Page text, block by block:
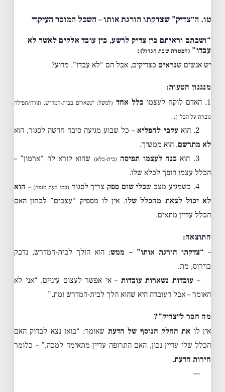
טו. ה״צדיק” שצדקתו הורגת אותו – השכל המוסר העיקרי
“ושבתם וראיתם בין צדיק לרשע, בין עובד אלקים לאשר לא
עבדו” (הפטרת שבת הגדול) :
יש אנשים שנראים כצדיקים, אבל הם “לא עבדו”. מדוע?
מנגנון הטעות:
1. האדם לוקח לעצמו
כלל אחד (למשל: “נשארים בבית-המדרש, תורה/תפילה
גוברת על הכל”).
2. הוא
עקבי להפליא– כל שבוע מגיעה סיבה חדשה לסגור, הוא
לא מתרשם, הוא ממשיך.
3. הוא
בנה לעצמו תפיסה (בית-כלא) שהוא קורא לה “ארמון” –
הכלל עצמו הופך לכלא שלו.
4. כשמגיע מצב ש
בלי שום ספקצריך לסגור (כמו בעת מגפה) – הוא
לא יכול לצאת מהכלל שלו. אין לו מספיק “עצבים” לבחון האם
הכלל עדיין מתאים.
התוצאה:
– “צדקתו הורגת אותו” – ממש: הוא הולך לבית-המדרש, נדבק
בוירוס, מת.
– עובדות נשארות עובדות – אי אפשר לעצום עיניים. “אני לא
האומר – אבל העובדה היא שהוא הלך לבית-המדרש ומת.”
מה חסר ל״צדיק”?
אין לו את החלק הנוסף של הדעת שאומר: “בואו נצא לבדוק האם
הכלל שלי עדיין נכון, האם התרופה עדיין מתאימה למכה.” – כלומר
חירות הדעת.
—